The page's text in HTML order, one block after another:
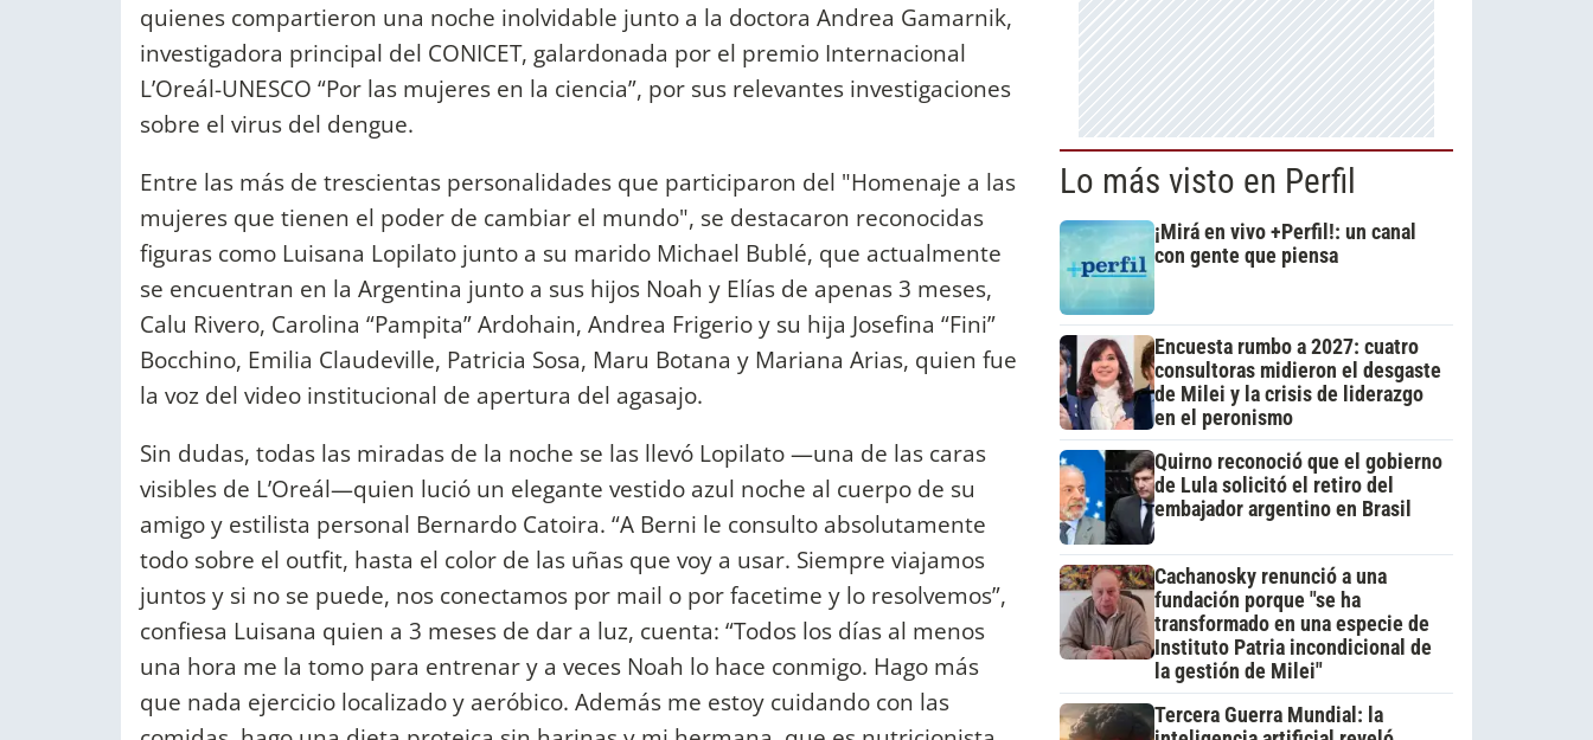
quienes compartieron una noche inolvidable junto a la doctora Andrea Gamarnik,
investigadora principal del CONICET, galardonada por el premio Internacional
L’Oreál-UNESCO “Por las mujeres en la ciencia”, por sus relevantes investigaciones
sobre el virus del dengue.
Entre las más de trescientas personalidades que participaron del "Homenaje a las
mujeres que tienen el poder de cambiar el mundo", se destacaron reconocidas
figuras como Luisana Lopilato junto a su marido Michael Bublé, que actualmente
se encuentran en la Argentina junto a sus hijos Noah y Elías de apenas 3 meses,
Calu Rivero, Carolina “Pampita” Ardohain, Andrea Frigerio y su hija Josefina “Fini”
Bocchino, Emilia Claudeville, Patricia Sosa, Maru Botana y Mariana Arias, quien fue
la voz del video institucional de apertura del agasajo.
Sin dudas, todas las miradas de la noche se las llevó Lopilato —una de las caras
visibles de L’Oreál—quien lució un elegante vestido azul noche al cuerpo de su
amigo y estilista personal Bernardo Catoira. “A Berni le consulto absolutamente
todo sobre el outfit, hasta el color de las uñas que voy a usar. Siempre viajamos
juntos y si no se puede, nos conectamos por mail o por facetime y lo resolvemos”,
confiesa Luisana quien a 3 meses de dar a luz, cuenta: “Todos los días al menos
una hora me la tomo para entrenar y a veces Noah lo hace conmigo. Hago más
que nada ejercicio localizado y aeróbico. Además me estoy cuidando con las
Lo más visto en Perfil
¡Mirá en vivo +Perfil!: un canal
con gente que piensa
Encuesta rumbo a 2027: cuatro
consultoras midieron el desgaste
de Milei y la crisis de liderazgo
en el peronismo
Quirno reconoció que el gobierno
de Lula solicitó el retiro del
embajador argentino en Brasil
Cachanosky renunció a una
fundación porque "se ha
transformado en una especie de
Instituto Patria incondicional de
la gestión de Milei"
Tercera Guerra Mundial: la